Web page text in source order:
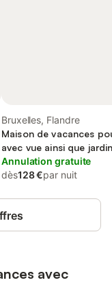
Bruxelles, Flandre
Maison de vacances
avec vue ainsi que
Annulation gratuite
dès128 €par nuit
avec